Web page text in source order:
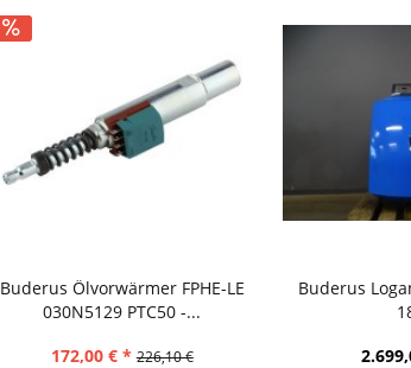
Buderus Ölvorwärmer FPHE-LE
030N5129 PTC50 -...
172,00 € * 226,10 €
Buderus